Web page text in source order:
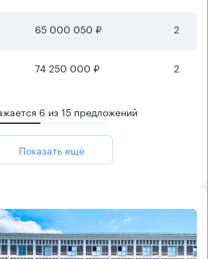
65 000 050 ₽ 2
74 250 000 ₽ 2
6 из15предложений
Показать ещё